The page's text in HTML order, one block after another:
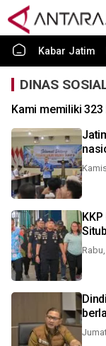
Kabar Jatim
DINAS
Kami memiliki